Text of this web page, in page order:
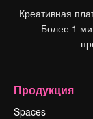
Креативная
Более 1
Продукция
Spaces